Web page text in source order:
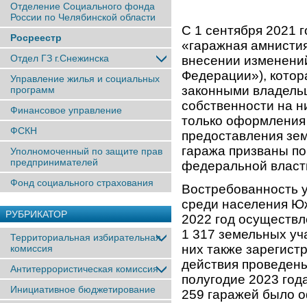
Отделение Социального фонда
России по Челябинской области
Росреестр
Отдел ГЗ г.Снежинска
Управление жилья и социальных
программ
Финансовое управление
ФСКН
Уполномоченный по защите прав
предпринимателей
Фонд социального страхования
РУБРИКАТОР
Территориальная избирательная
комиссия
Антитеррористическая комиссия
Инициативное бюджетирование
С 1 сентября 2021
«гаражная
внесении
Федерации»),
законными
собственности на
только
предоставления
гаража призваны
федеральной
Востребованность
среди населения
2022 год
1 317 земельных
них также
действия
полугодие 2023
259 гаражей было